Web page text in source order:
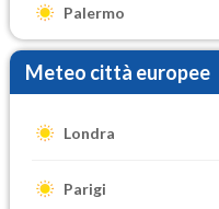
Palermo
Meteo città europee
Londra
Parigi